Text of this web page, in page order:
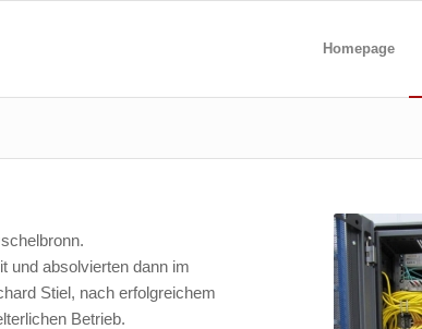
Homepage
und absolvierten dann im
Stiel, nach erfolgreichem
Betrieb.